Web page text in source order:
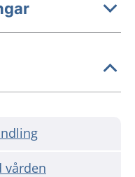
vården